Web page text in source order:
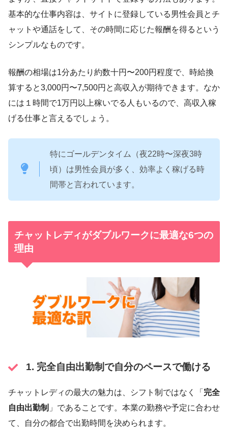
基本的な仕事内容は、サイトに登録している男性会員とチ
ャットや通話をして、その時間に応じた報酬を得るという
シンプルなものです。
報酬の相場は1分あたり約数十円〜200円程度で、時給換
算すると3,000円〜7,500円と高収入が期待できます。なか
には１時間で1万円以上稼いでる人もいるので、高収入稼
げる仕事と言えるでしょう。
特にゴールデンタイム（夜22時〜深夜3時
頃）は男性会員が多く、効率よく稼げる時
間帯と言われています。
チャットレディがダブルワークに最適な6つの
理由
1. 完全自由出勤制で自分のペースで働ける
チャットレディの最大の魅力は、シフト制ではなく「 完全
自由出勤制 」であることです。本業の勤務や予定に合わせ
て、自分の都合で出勤時間を決められます。